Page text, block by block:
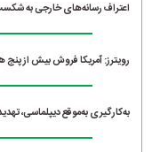
اعتراف رسانه‌های خارجی به
رویترز: آمریکا فروش بیش از پنج
به‌کارگیری به‌موقع دیپلماسی،